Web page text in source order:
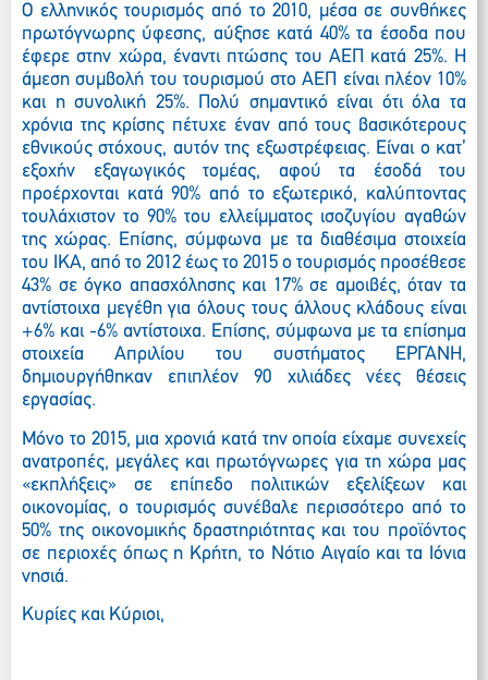
O ελληνικός τουρισμός από το 2010, μέσα σε συνθήκες
πρωτόγνωρης ύφεσης, αύξησε κατά 40% τα έσοδα που
έφερε στην χώρα, έναντι πτώσης του ΑΕΠ κατά 25%. Η
άμεση συμβολή του τουρισμού στο ΑΕΠ είναι πλέον 10%
και η συνολική 25%. Πολύ σημαντικό είναι ότι όλα τα
χρόνια της κρίσης πέτυχε έναν από τους βασικότερους
εθνικούς στόχους, αυτόν της εξωστρέφειας. Είναι ο κατ’
εξοχήν εξαγωγικός τομέας, αφού τα έσοδά του
προέρχονται κατά 90% από το εξωτερικό, καλύπτοντας
τουλάχιστον το 90% του ελλείμματος ισοζυγίου αγαθών
της χώρας. Επίσης, σύμφωνα με τα διαθέσιμα στοιχεία
του ΙΚΑ, από το 2012 έως το 2015 ο τουρισμός προσέθεσε
43% σε όγκο απασχόλησης και 17% σε αμοιβές, όταν τα
αντίστοιχα μεγέθη για όλους τους άλλους κλάδους είναι
+6% και -6% αντίστοιχα. Επίσης, σύμφωνα με τα επίσημα
στοιχεία Απριλίου του συστήματος ΕΡΓΑΝΗ,
δημιουργήθηκαν επιπλέον 90 χιλιάδες νέες θέσεις
εργασίας.
Μόνο το 2015, μια χρονιά κατά την οποία είχαμε συνεχείς
ανατροπές, μεγάλες και πρωτόγνωρες για τη χώρα μας
«εκπλήξεις» σε επίπεδο πολιτικών εξελίξεων και
οικονομίας, ο τουρισμός συνέβαλε περισσότερο από το
50% της οικονομικής δραστηριότητας και του προϊόντος
σε περιοχές όπως η Κρήτη, το Νότιο Αιγαίο και τα Ιόνια
νησιά.
Κυρίες και Κύριοι,